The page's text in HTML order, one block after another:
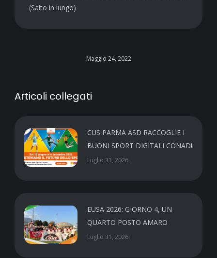
(Salto in lungo)
Maggio 24, 2022
Articoli collegati
CUS PARMA ASD RACCOGLIE I
BUONI SPORT DIGITALI CONAD!
Luglio 31, 2026
EUSA 2026: GIORNO 4, UN
QUARTO POSTO AMARO
Luglio 31, 2026